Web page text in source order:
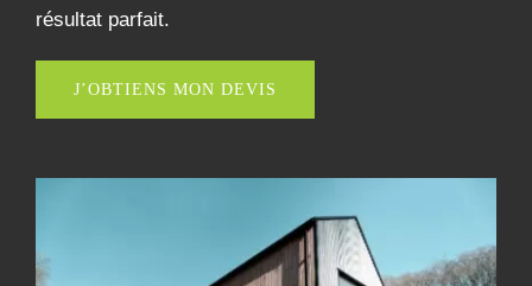
résultat parfait.
J’OBTIENS MON DEVIS